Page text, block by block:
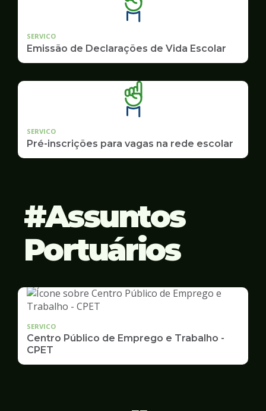
SERVICO
Emissão de Declarações de Vida Escolar
SERVICO
Pré-inscrições para vagas na rede escolar
Assuntos
Portuários
SERVICO
Centro Público de Emprego e Trabalho -
CPET